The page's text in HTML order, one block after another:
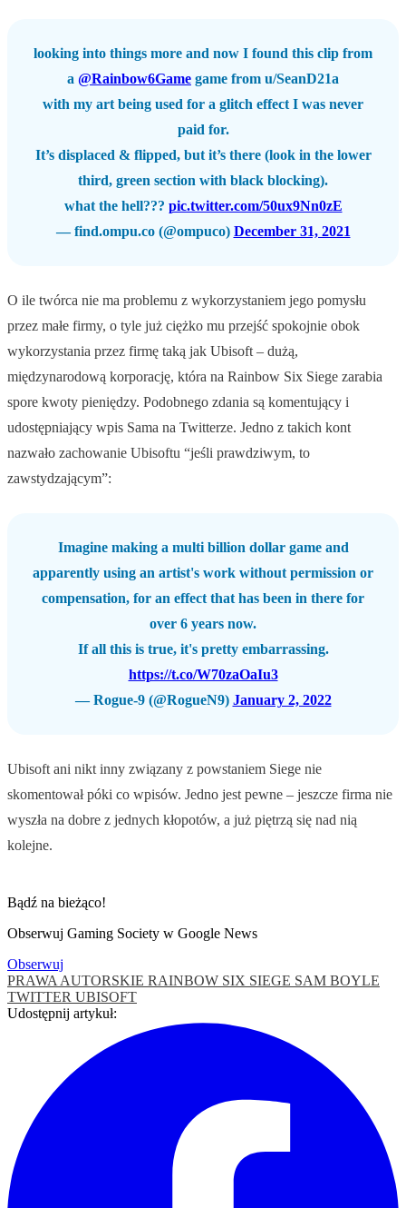
looking into things more and now I found this clip from
a @Rainbow6Game game from u/SeanD21a
with my art being used for a glitch effect I was never
paid for.
It’s displaced & flipped, but it’s there (look in the lower
third, green section with black blocking).
what the hell??? pic.twitter.com/50ux9Nn0zE
— find.ompu.co (@ompuco) December 31, 2021
O ile twórca nie ma problemu z wykorzystaniem jego pomysłu
przez małe firmy, o tyle już ciężko mu przejść spokojnie obok
wykorzystania przez firmę taką jak Ubisoft – dużą,
międzynarodową korporację, która na Rainbow Six Siege zarabia
spore kwoty pieniędzy. Podobnego zdania są komentujący i
udostępniający wpis Sama na Twitterze. Jedno z takich kont
nazwało zachowanie Ubisoftu “jeśli prawdziwym, to
zawstydzającym”:
Imagine making a multi billion dollar game and
apparently using an artist's work without permission or
compensation, for an effect that has been in there for
over 6 years now.
If all this is true, it's pretty embarrassing.
https://t.co/W70zaOaIu3
— Rogue-9 (@RogueN9) January 2, 2022
Ubisoft ani nikt inny związany z powstaniem Siege nie
skomentował póki co wpisów. Jedno jest pewne – jeszcze firma nie
wyszła na dobre z jednych kłopotów, a już piętrzą się nad nią
kolejne.
Bądź na bieżąco!
Obserwuj Gaming Society w Google News
Obserwuj
PRAWA AUTORSKIE RAINBOW SIX SIEGE SAM BOYLE
TWITTER UBISOFT
Udostępnij artykuł: